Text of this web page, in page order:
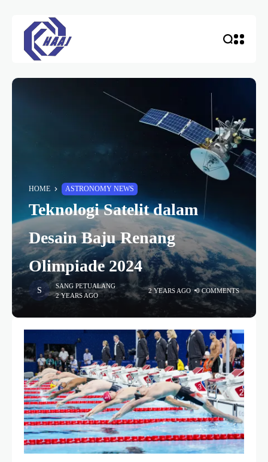
HOME ASTRONOMY NEWS
Teknologi Satelit dalam
Desain Baju Renang
Olimpiade 2024
SANG PETUALANG
2 YEARS AGO
2 YEARS AGO 0 COMMENTS